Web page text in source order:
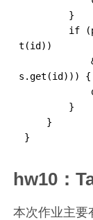
}
if
t(id))
&&
s.get(id))) {
qts =
}
}
}
hw10：
本次作业主要